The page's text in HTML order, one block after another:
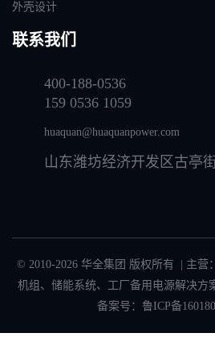
外壳设计
联系我们
400-188-0536
159 0536 1059
huaquan@huaquanpower.com
山东潍坊经济开发区古亭
© 2010-2026 华全集团 版权所有 | 主营：
机组 、 储能系统、 工厂备用电源解决方
备案号： 鲁ICP备